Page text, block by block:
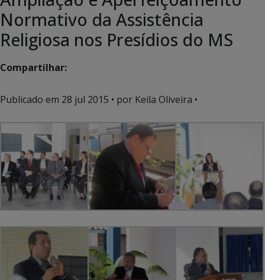
Normativo da Assistência
Religiosa nos Presídios do MS
Compartilhar:
Publicado em 28 jul 2015 • por Keila Oliveira •